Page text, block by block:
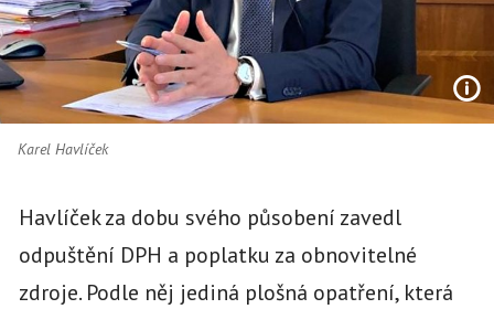
Karel Havlíček
Havlíček za dobu svého působení zavedl
odpuštění DPH a poplatku za obnovitelné
zdroje. Podle něj jediná plošná opatření, která